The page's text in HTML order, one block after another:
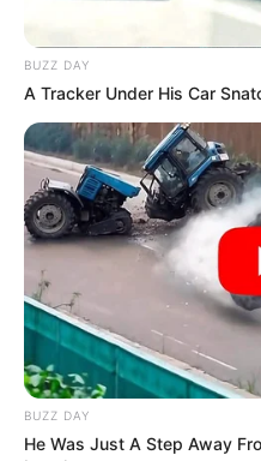
BUZZ DAY
A Tracker Under His Car
BUZZ DAY
He Was Just A Step Away